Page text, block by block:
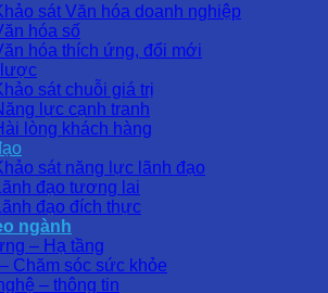
sát Văn hóa doanh nghiệp
hóa số
hóa thích ứng, đổi mới
sát chuỗi giá trị
lực cạnh tranh
lòng khách hàng
sát năng lực lãnh đạo
đạo tương lai
đạo đích thực
ngành
– Hạ tầng
Chăm sóc sức khỏe
– thông tin